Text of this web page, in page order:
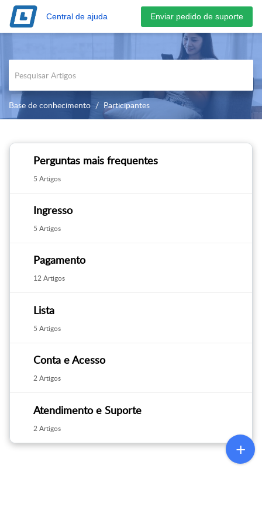
Central de ajuda
Base de conhecimento Participantes
Perguntas mais frequentes
5 Artigos
Ingresso
5 Artigos
Pagamento
12 Artigos
Lista
5 Artigos
Conta e Acesso
2 Artigos
Atendimento e Suporte
2 Artigos